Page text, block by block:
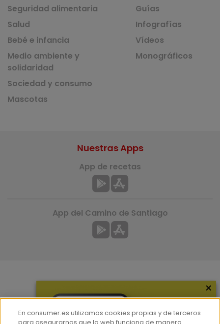
Seguridad alimentaria
Salud
Bebé e infancia
Medio ambiente y
solidaridad
Sociedad y consumo
Mascotas
Guías
Infografías
Vídeos
Monográficos
Nuestras Apps
App de recetas
App del Camino de Santiago
×
En consumer.es utilizamos cookies propias y de terceros